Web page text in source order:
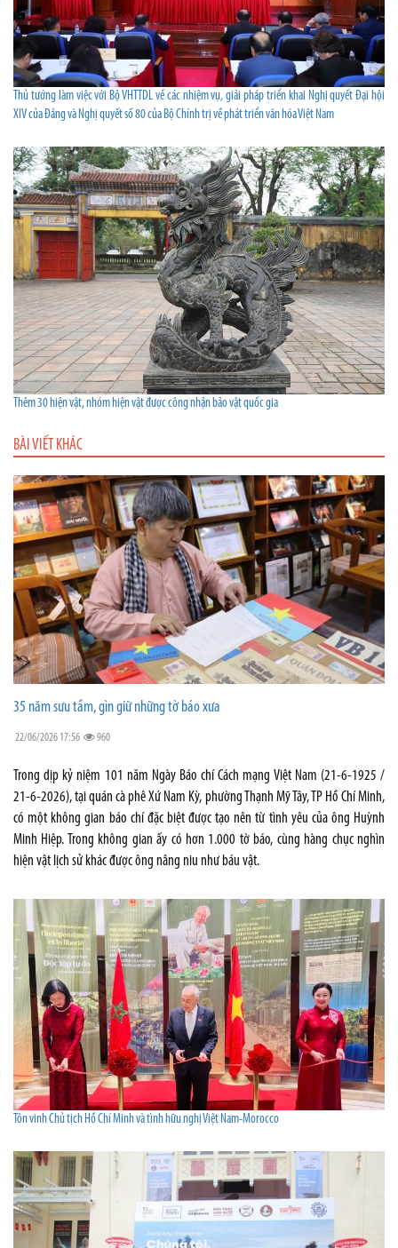
Thủ tướng làm việc với Bộ VHTTDL về các nhiệm vụ, giải pháp triển khai Nghị quyết Đại hội
XIV của Đảng và Nghị quyết số 80 của Bộ Chính trị về phát triển văn hóa Việt Nam
Thêm 30 hiện vật, nhóm hiện vật được công nhận bảo vật quốc gia
BÀI VIẾT KHÁC
35 năm sưu tầm, gìn giữ những tờ báo xưa
22/06/2026 17:56 960
Trong dịp kỷ niệm 101 năm Ngày Báo chí Cách mạng Việt Nam (21-6-1925 /
21-6-2026), tại quán cà phê Xứ Nam Kỳ, phường Thạnh Mỹ Tây, TP Hồ Chí Minh,
có một không gian báo chí đặc biệt được tạo nên từ tình yêu của ông Huỳnh
Minh Hiệp. Trong không gian ấy có hơn 1.000 tờ báo, cùng hàng chục nghìn
hiện vật lịch sử khác được ông nâng niu như báu vật.
Tôn vinh Chủ tịch Hồ Chí Minh và tình hữu nghị Việt Nam-Morocco